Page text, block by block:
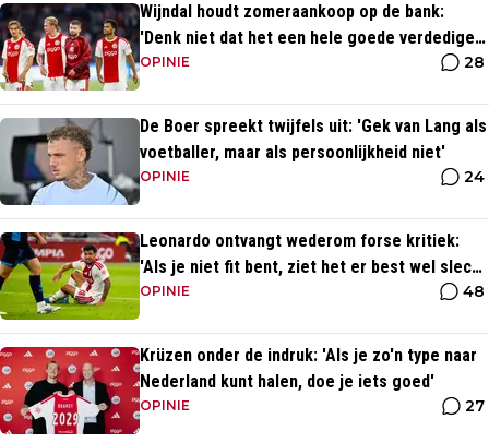
Wijndal houdt zomeraankoop op de bank:
'Denk niet dat het een hele goede verdediger
is'
OPINIE 28
De Boer spreekt twijfels uit: 'Gek van Lang als
voetballer, maar als persoonlijkheid niet'
OPINIE 24
Leonardo ontvangt wederom forse kritiek:
'Als je niet fit bent, ziet het er best wel slecht
uit'
OPINIE 48
Krüzen onder de indruk: 'Als je zo'n type naar
Nederland kunt halen, doe je iets goed'
OPINIE 27